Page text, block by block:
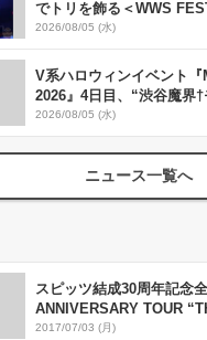
でトリを飾る＜WWS
2026/08/05 (水)
V系ハロウィンイベント
2026』4日目、“渋谷魔界†
組を発表
2026/08/05 (水)
ニュース一覧へ
スピッツ結成30周年記念
ANNIVERSARY TOUR
開幕 草野マサムネ「まだ
2017/07/03 (月)